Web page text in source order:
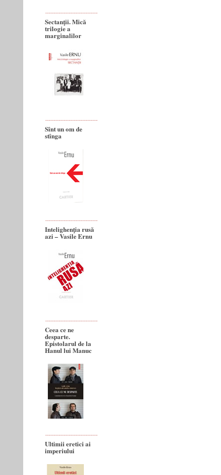
Sectanţii. Mică
trilogie a
marginalilor
Sînt un om de
stînga
Intelighenţia rusă
azi – Vasile Ernu
Ceea ce ne
desparte.
Epistolarul de la
Hanul lui Manuc
Ultimii eretici ai
imperiului